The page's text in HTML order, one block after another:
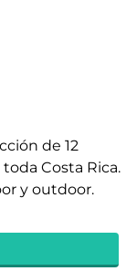
de 12
Costa Rica.
y outdoor.